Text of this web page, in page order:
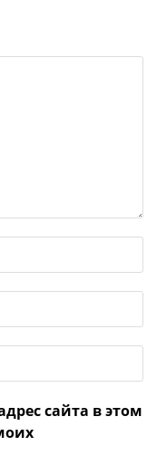
сайта в этом